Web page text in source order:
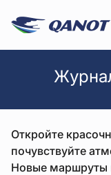
Откройте
почувствуйте
Новые маршруты